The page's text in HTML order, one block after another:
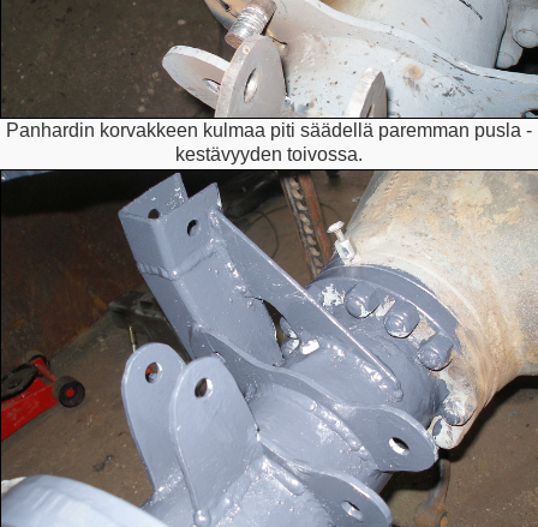
Panhardin korvakkeen kulmaa piti säädellä paremman pusla -
kestävyyden toivossa.